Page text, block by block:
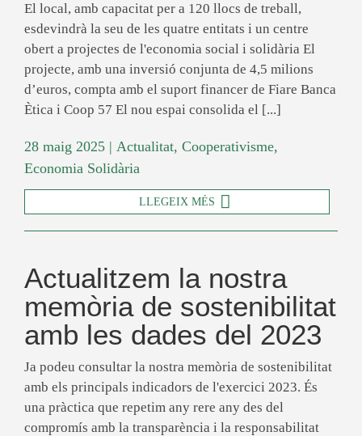
El local, amb capacitat per a 120 llocs de treball,
esdevindrà la seu de les quatre entitats i un centre
obert a projectes de l'economia social i solidària El
projecte, amb una inversió conjunta de 4,5 milions
d’euros, compta amb el suport financer de Fiare Banca
Ètica i Coop 57 El nou espai consolida el [...]
28 maig 2025 | Actualitat, Cooperativisme,
Economia Solidària
LLEGEIX MÉS
Actualitzem la nostra
memòria de sostenibilitat
amb les dades del 2023
Ja podeu consultar la nostra memòria de sostenibilitat
amb els principals indicadors de l'exercici 2023. És
una pràctica que repetim any rere any des del
compromís amb la transparència i la responsabilitat